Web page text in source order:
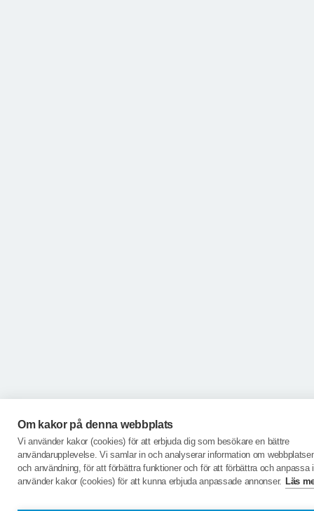
Om kakor på denna webbplats
Vi använder kakor (cookies) för att erbjuda dig som besökare en bättre
användarupplevelse. Vi samlar in och analyserar information om
och användning, för att förbättra funktioner och för att förbättra och anpassa
använder kakor (cookies) för att kunna erbjuda anpassade annonser. Läs